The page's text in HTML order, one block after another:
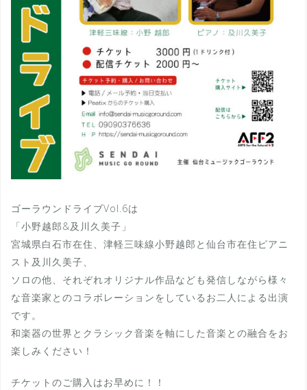
ゴーラウンドライブVol.6は
「小野越郎&及川久美子」
宮城県白石市在住、津軽三味線小野越郎と仙台市在住ピアニ
スト及川久美子、
ソロの他、それぞれオリジナル作品なども発信しながら様々
な音楽家とのコラボレーションをしているお二人による出演
です。
和楽器の世界とクラシック音楽を軸にした音楽との融合をお
楽しみください！
チケットのご購入はお早めに！！